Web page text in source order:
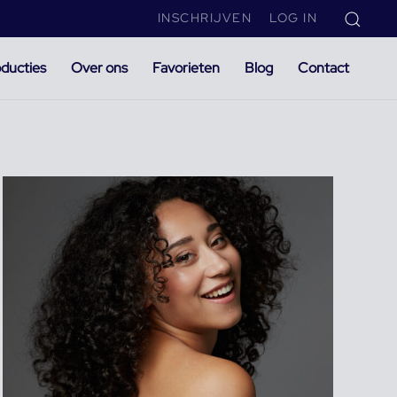
INSCHRIJVEN LOG IN
Over ons Favorieten Blog Contact